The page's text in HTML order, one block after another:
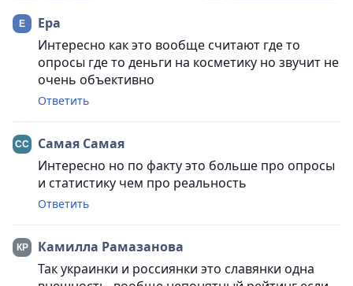
Ера
Интересно как это вообще считают где то
опросы где то деньги на косметику но звучит не
очень объективно
Ответить
Самая Самая
Интересно но по факту это больше про опросы
и статистику чем про реальность
Ответить
Камилла Рамазанова
Так украинки и россиянки это славянки одна